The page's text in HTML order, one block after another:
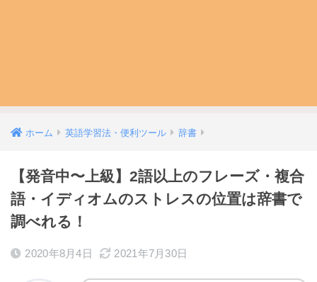
ホーム 英語学習法・便利ツール 辞書
【発音中〜上級】2語以上のフレーズ・複合
語・イディオムのストレスの位置は辞書で
調べれる！
2020年8月4日 2021年7月30日